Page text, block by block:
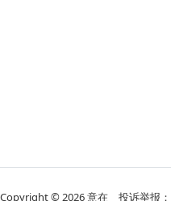
Copyright © 2026意在 投诉举报